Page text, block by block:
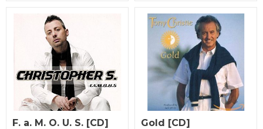
F. a. M. O. U. S. [CD] Gold [CD]